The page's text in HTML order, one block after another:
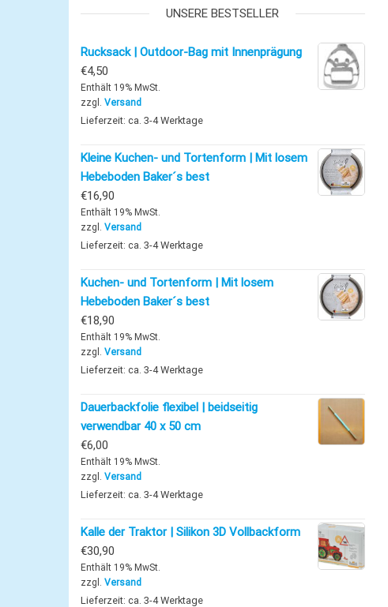
UNSERE BESTSELLER
Rucksack | Outdoor-Bag mit Innenprägung
€4,50
Enthält 19% MwSt.
zzgl. Versand
Lieferzeit: ca. 3-4 Werktage
Kleine Kuchen- und Tortenform | Mit losem
Hebeboden Baker´s best
€16,90
Enthält 19% MwSt.
zzgl. Versand
Lieferzeit: ca. 3-4 Werktage
Kuchen- und Tortenform | Mit losem
Hebeboden Baker´s best
€18,90
Enthält 19% MwSt.
zzgl. Versand
Lieferzeit: ca. 3-4 Werktage
Dauerbackfolie flexibel | beidseitig
verwendbar 40 x 50 cm
€6,00
Enthält 19% MwSt.
zzgl. Versand
Lieferzeit: ca. 3-4 Werktage
Kalle der Traktor | Silikon 3D Vollbackform
€30,90
Enthält 19% MwSt.
zzgl. Versand
Lieferzeit: ca. 3-4 Werktage